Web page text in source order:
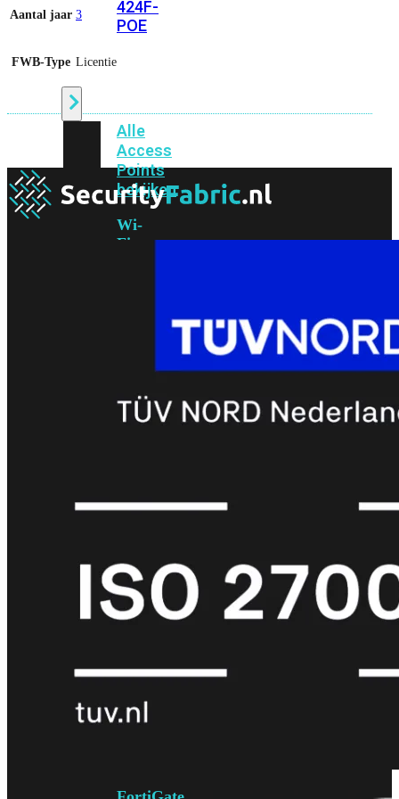
424F-
POE
Alle
Access
Points
bekijken
Wi-
Fi
Wi-
Fi
IndoorOutdoor
MIMO
bekijken
Aantal jaar 3
FWB-Type Licentie